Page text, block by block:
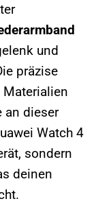
und
präzise
an dieser
Watch 4
sondern
deinen